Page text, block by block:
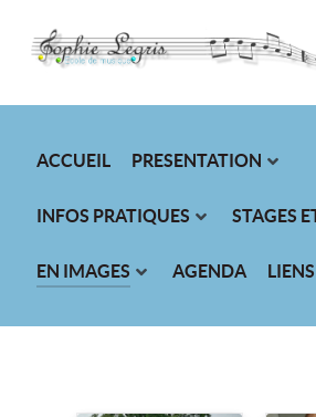
ACCUEIL PRESENTATION
INFOS PRATIQUES STAGES
EN IMAGES AGENDA